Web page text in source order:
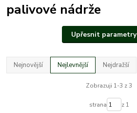
palivové nádrže
Upřesnit parametry
Nejnovější Nejlevnější Nejdražší
Zobrazuji 1-3 z 3
strana z 1